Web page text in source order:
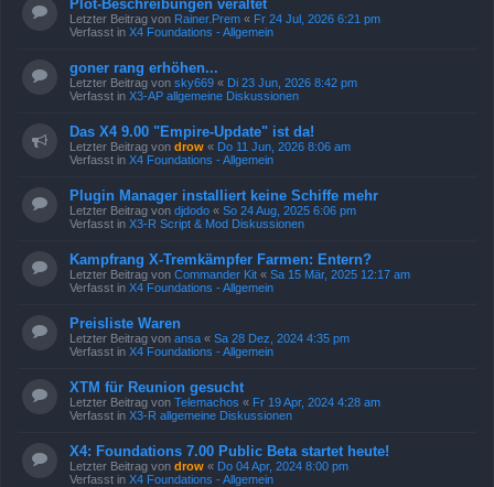
Plot-Beschreibungen veraltet
Letzter Beitrag von Rainer.Prem « Fr 24 Jul, 2026 6:21 pm
Verfasst in X4 Foundations - Allgemein
goner rang erhöhen...
Letzter Beitrag von sky669 « Di 23 Jun, 2026 8:42 pm
Verfasst in X3-AP allgemeine Diskussionen
Das X4 9.00 "Empire-Update" ist da!
Letzter Beitrag von drow « Do 11 Jun, 2026 8:06 am
Verfasst in X4 Foundations - Allgemein
Plugin Manager installiert keine Schiffe mehr
Letzter Beitrag von djdodo « So 24 Aug, 2025 6:06 pm
Verfasst in X3-R Script & Mod Diskussionen
Kampfrang X-Tremkämpfer Farmen: Entern?
Letzter Beitrag von Commander Kit « Sa 15 Mär, 2025 12:17 am
Verfasst in X4 Foundations - Allgemein
Preisliste Waren
Letzter Beitrag von ansa « Sa 28 Dez, 2024 4:35 pm
Verfasst in X4 Foundations - Allgemein
XTM für Reunion gesucht
Letzter Beitrag von Telemachos « Fr 19 Apr, 2024 4:28 am
Verfasst in X3-R allgemeine Diskussionen
X4: Foundations 7.00 Public Beta startet heute!
Letzter Beitrag von drow « Do 04 Apr, 2024 8:00 pm
Verfasst in X4 Foundations - Allgemein